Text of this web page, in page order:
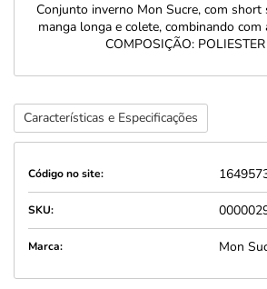
Conjunto inverno Mon Sucre, com short
manga longa e colete, combinando com
COMPOSIÇÃO:
Características e Especificações
Código no site:
SKU:
Marca: Mon